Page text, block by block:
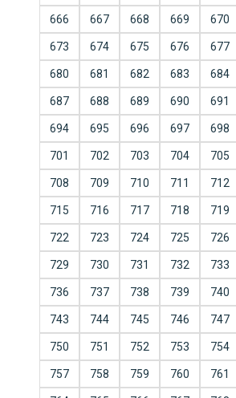
666 667 668 669 670
673 674 675 676 677
680 681 682 683 684
687 688 689 690 691
694 695 696 697 698
701 702 703 704 705
708 709 710 711 712
715 716 717 718 719
722 723 724 725 726
729 730 731 732 733
736 737 738 739 740
743 744 745 746 747
750 751 752 753 754
757 758 759 760 761